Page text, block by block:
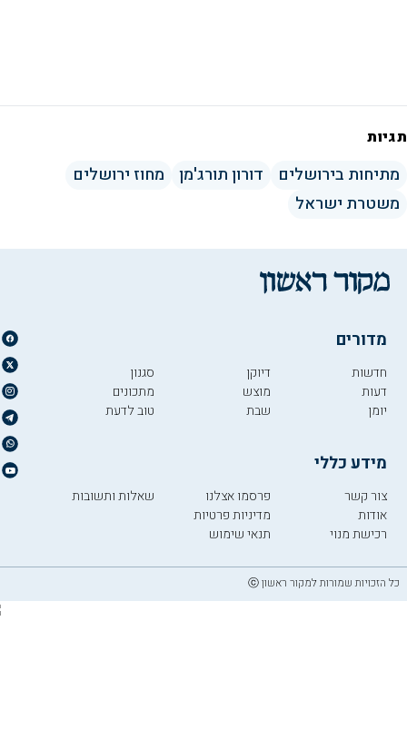
תגיות
מתיחות בירושלים דורון תורג'מן
מחוז ירושלים
משטרת ישראל
מדורים
חדשות
דעות
יומן
דיוקן
מוצש
שבת
סגנון
מתכונים
טוב לדעת
מידע כללי
צור קשר
אודות
רכישת מנוי
פרסמו אצלנו
מדיניות פרטיות
תנאי שימוש
שאלות ותשובות
כל הזכויות שמורות למקור ראשון ⓒ